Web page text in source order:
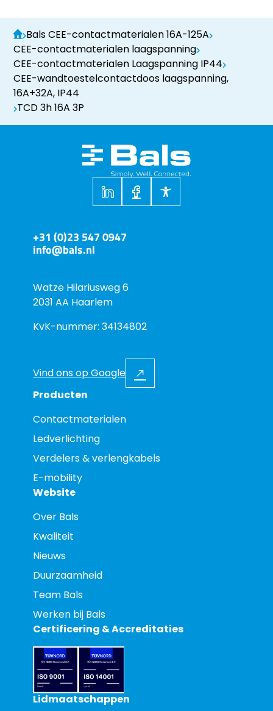
Bals CEE-contactmaterialen 16A-125A
CEE-contactmaterialen laagspanning
CEE-contactmaterialen Laagspanning IP44
CEE-wandtoestelcontactdoos laagspanning,
16A+32A, IP44
TCD 3h 16A 3P
+31 (0)23 547 0947
info@bals.nl
Watze Hilariusweg 6
2031 AA Haarlem
KvK-nummer: 34134802
Vind ons op Google
Producten
Contactmaterialen
Ledverlichting
Verdelers & verlengkabels
E-mobility
Website
Over Bals
Kwaliteit
Nieuws
Duurzaamheid
Team Bals
Werken bij Bals
Certificering & Accreditaties
Lidmaatschappen